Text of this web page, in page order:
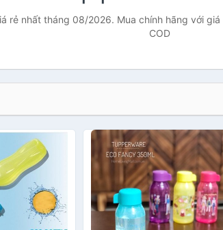
rẻ nhất tháng 08/2026. Mua chính hãng với
COD